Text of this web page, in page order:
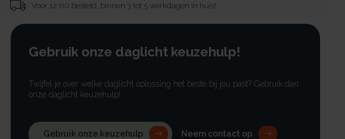
Voor 12:00 besteld, binnen 3 tot 5 werkdagen in huis!
Gebruik onze daglicht keuzehulp!
Twijfel je over welke daglicht oplossing het beste bij jou past? Gebruik dan
onze daglicht keuzehulp!
Gebruik onze keuzehulp Neem contact op